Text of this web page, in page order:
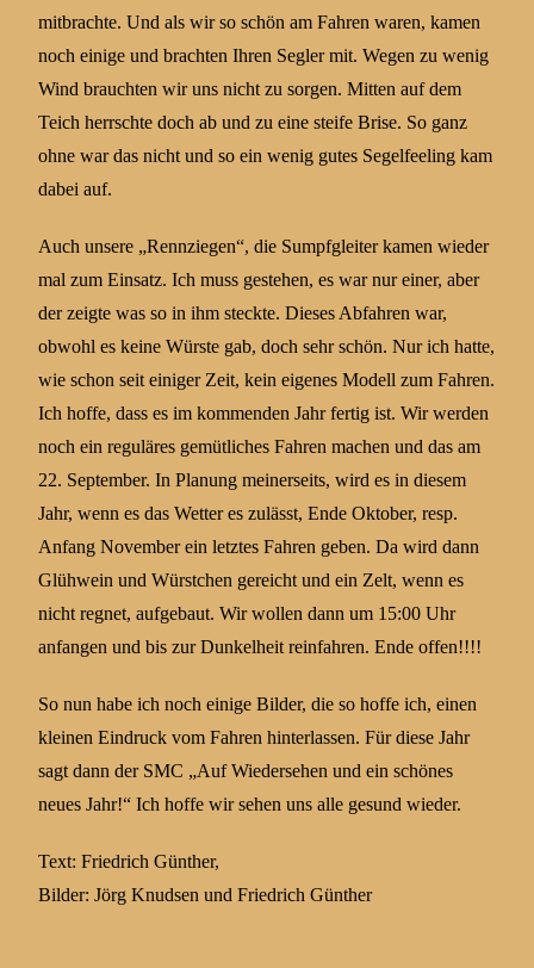
mitbrachte. Und als wir so schön am Fahren waren, kamen
noch einige und brachten Ihren Segler mit. Wegen zu wenig
Wind brauchten wir uns nicht zu sorgen. Mitten auf dem
Teich herrschte doch ab und zu eine steife Brise. So ganz
ohne war das nicht und so ein wenig gutes Segelfeeling kam
dabei auf.
Auch unsere „Rennziegen“, die Sumpfgleiter kamen wieder
mal zum Einsatz. Ich muss gestehen, es war nur einer, aber
der zeigte was so in ihm steckte. Dieses Abfahren war,
obwohl es keine Würste gab, doch sehr schön. Nur ich hatte,
wie schon seit einiger Zeit, kein eigenes Modell zum Fahren.
Ich hoffe, dass es im kommenden Jahr fertig ist. Wir werden
noch ein reguläres gemütliches Fahren machen und das am
22. September. In Planung meinerseits, wird es in diesem
Jahr, wenn es das Wetter es zulässt, Ende Oktober, resp.
Anfang November ein letztes Fahren geben. Da wird dann
Glühwein und Würstchen gereicht und ein Zelt, wenn es
nicht regnet, aufgebaut. Wir wollen dann um 15:00 Uhr
anfangen und bis zur Dunkelheit reinfahren. Ende offen!!!!
So nun habe ich noch einige Bilder, die so hoffe ich, einen
kleinen Eindruck vom Fahren hinterlassen. Für diese Jahr
sagt dann der SMC „Auf Wiedersehen und ein schönes
neues Jahr!“ Ich hoffe wir sehen uns alle gesund wieder.
Text: Friedrich Günther,
Bilder: Jörg Knudsen und Friedrich Günther